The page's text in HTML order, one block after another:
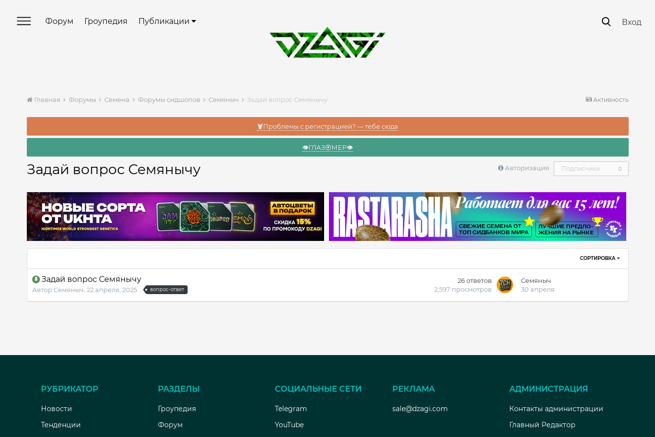
Форум Гроупедия Публикации Вход
Активность
Главная Форумы Семена Форумы сидшопов Семяныч Задай вопрос Семянычу
🦞Проблемы с регистрацией? — тебе сюда
👁️ГЛАЗ⦿МЕР👁️
Задай вопрос Семянычу Авторизация Подписчики 0
СОРТИРОВКА
Задай вопрос Семянычу
АвторСемяныч 22 апреля, 2025 вопрос-ответ
26 ответов
2,597 просмотров
Семяныч
30 апреля
РУБРИКАТОР
Новости
Тенденции
РАЗДЕЛЫ
Гроупедия
Форум
СОЦИАЛЬНЫЕ СЕТИ
Telegram
YouTube
РЕКЛАМА
sale@dzagi.com
АДМИНИСТРАЦИЯ
Контакты администрации
Главный Редактор